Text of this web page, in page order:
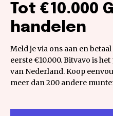
Tot €10.000
handelen
Meld je via ons aan en
eerste €10.000. Bitvavo is
van Nederland. Koop
meer dan 200 andere